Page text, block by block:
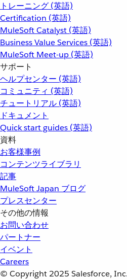
トレーニング (英語)
Certification (英語)
MuleSoft Catalyst (英語)
Business Value Services (英語)
MuleSoft Meet-up (英語)
サポート
ヘルプセンター (英語)
コミュニティ (英語)
チュートリアル (英語)
ドキュメント
Quick start guides (英語)
資料
お客様事例
コンテンツライブラリ
記事
MuleSoft Japan ブログ
プレスセンター
その他の情報
お問い合わせ
パートナー
イベント
Careers
© Copyright 2025 Salesforce, Inc.